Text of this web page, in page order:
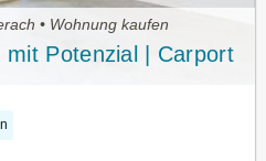
• Wohnung kaufen
Potenzial | Carport